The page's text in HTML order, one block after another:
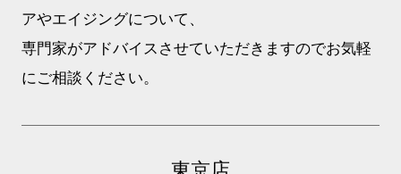
アやエイジングについて、
専門家がアドバイスさせていただきますのでお気軽
にご相談ください。